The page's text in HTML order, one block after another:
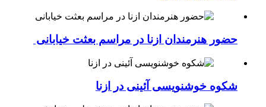
حضور هنرمندان ازنا در مراسم بعثت خیابانی
شکوه خوشنویسی آئینی در ازنا